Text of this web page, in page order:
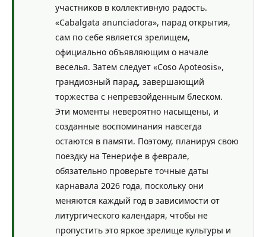
участников в коллективную радость.
«Cabalgata anunciadora», парад открытия,
сам по себе является зрелищем,
официально объявляющим о начале
веселья. Затем следует «Coso Apoteosis»,
грандиозный парад, завершающий
торжества с непревзойденным блеском.
Эти моменты невероятно насыщены, и
созданные воспоминания навсегда
остаются в памяти. Поэтому, планируя свою
поездку на Тенерифе в феврале,
обязательно проверьте точные даты
карнавала 2026 года, поскольку они
меняются каждый год в зависимости от
литургического календаря, чтобы не
пропустить это яркое зрелище культуры и